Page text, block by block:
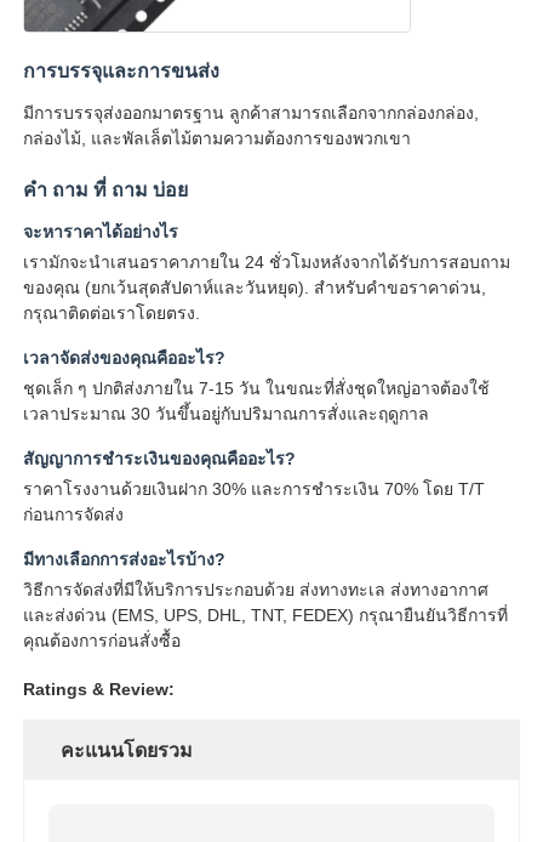
การบรรจุและการขนส่ง
มีการบรรจุส่งออกมาตรฐาน ลูกค้าสามารถเลือกจากกล่องกล่อง,
กล่องไม้, และพัลเล็ตไม้ตามความต้องการของพวกเขา
คํา ถาม ที่ ถาม บ่อย
จะหาราคาได้อย่างไร
เรามักจะนําเสนอราคาภายใน 24 ชั่วโมงหลังจากได้รับการสอบถาม
ของคุณ (ยกเว้นสุดสัปดาห์และวันหยุด). สําหรับคําขอราคาด่วน,
กรุณาติดต่อเราโดยตรง.
เวลาจัดส่งของคุณคืออะไร?
ชุดเล็ก ๆ ปกติส่งภายใน 7-15 วัน ในขณะที่สั่งชุดใหญ่อาจต้องใช้
เวลาประมาณ 30 วันขึ้นอยู่กับปริมาณการสั่งและฤดูกาล
สัญญาการชําระเงินของคุณคืออะไร?
ราคาโรงงานด้วยเงินฝาก 30% และการชําระเงิน 70% โดย T/T
ก่อนการจัดส่ง
มีทางเลือกการส่งอะไรบ้าง?
วิธีการจัดส่งที่มีให้บริการประกอบด้วย ส่งทางทะเล ส่งทางอากาศ
และส่งด่วน (EMS, UPS, DHL, TNT, FEDEX) กรุณายืนยันวิธีการที่
คุณต้องการก่อนสั่งซื้อ
Ratings & Review:
คะแนนโดยรวม